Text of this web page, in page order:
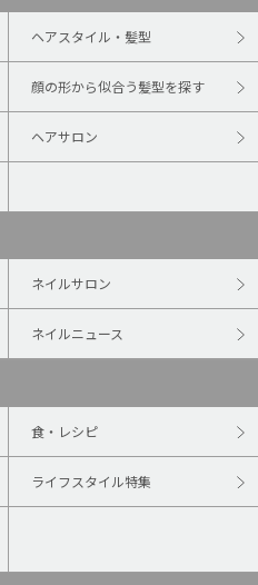
ヘアスタイル・髪型
顔の形から似合う髪型を探す
ヘアサロン
ネイルサロン
ネイルニュース
食・レシピ
ライフスタイル特集